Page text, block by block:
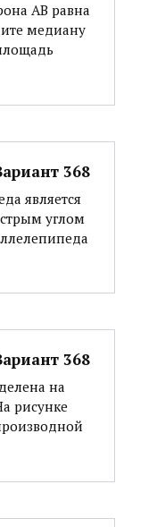
АВ равна
медиану
368
является
углом
368
на
рисунке